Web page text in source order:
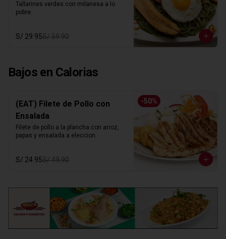
Tallarines verdes con milanesa a lo
pobre.
S/ 29.95S/ 59.90
Bajos en Calorias
-50%
(EAT) Filete de Pollo con
Ensalada
Filete de pollo a la plancha con arroz,
papas y ensalada a eleccion.
S/ 24.95S/ 49.90